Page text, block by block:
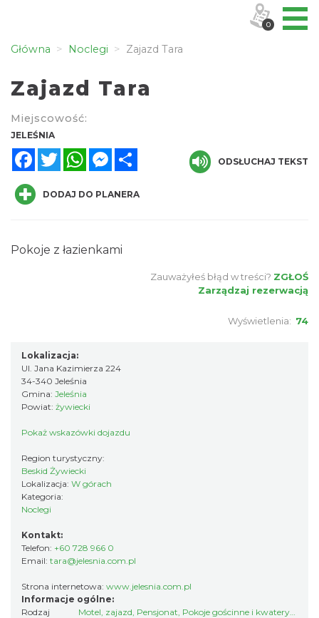
Główna Noclegi Zajazd Tara
Zajazd Tara
Miejscowość:
JELEŚNIA
FacebookTwitterWhatsAppMessenger
ODSŁUCHAJ TEKST
DODAJ DO PLANERA
Pokoje z łazienkami
Zauważyłeś błąd w treści? ZGŁOŚ
Zarządzaj rezerwacją
Wyświetlenia: 74
Lokalizacja:
Ul. Jana Kazimierza 224
34-340 Jeleśnia
Gmina: Jeleśnia
Powiat: żywiecki
Pokaż wskazówki dojazdu
Region turystyczny:
Beskid Żywiecki
Lokalizacja: W górach
Kategoria:
Noclegi
Kontakt:
Telefon: +60 728 966 0
Email: tara@jelesnia.com.pl
Strona internetowa: www.jelesnia.com.pl
Informacje ogólne:
Rodzaj
Motel, zajazd, Pensjonat, Pokoje gościnne i kwatery prywatne
0